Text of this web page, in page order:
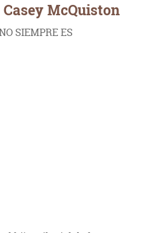
McQuiston
SIEMPRE ES